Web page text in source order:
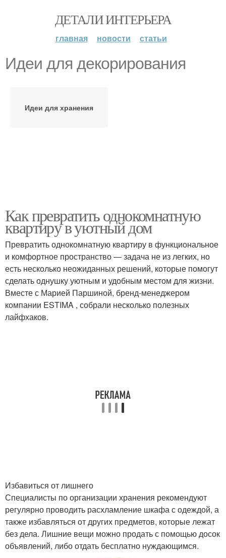
ДЕТАЛИ ИНТЕРЬЕРА
главная новости статьи
Идеи для декорирования
Идеи для хранения
Как превратить однокомнатную
квартиру в уютный дом
Превратить однокомнатную квартиру в функциональное
и комфортное пространство — задача не из легких, но
есть несколько неожиданных решений, которые помогут
сделать однушку уютным и удобным местом для жизни.
Вместе с Марией Паршиной, бренд-менеджером
компании ESTIMA , собрали несколько полезных
лайфхаков.
Избавиться от лишнего
Специалисты по организации хранения рекомендуют
регулярно проводить расхламление шкафа с одеждой, а
также избавляться от других предметов, которые лежат
без дела. Лишние вещи можно продать с помощью досок
объявлений, либо отдать бесплатно нуждающимся.